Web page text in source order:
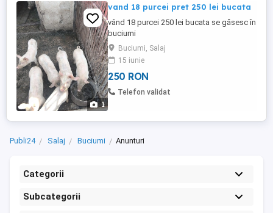
1
vand 18 purcei pret 250 lei bucata
vând 18 purcei 250 lei bucata se găsesc în
buciumi
Buciumi, Salaj
15 iunie
250 RON
Telefon validat
Publi24 Salaj Buciumi Anunturi
Categorii
Subcategorii